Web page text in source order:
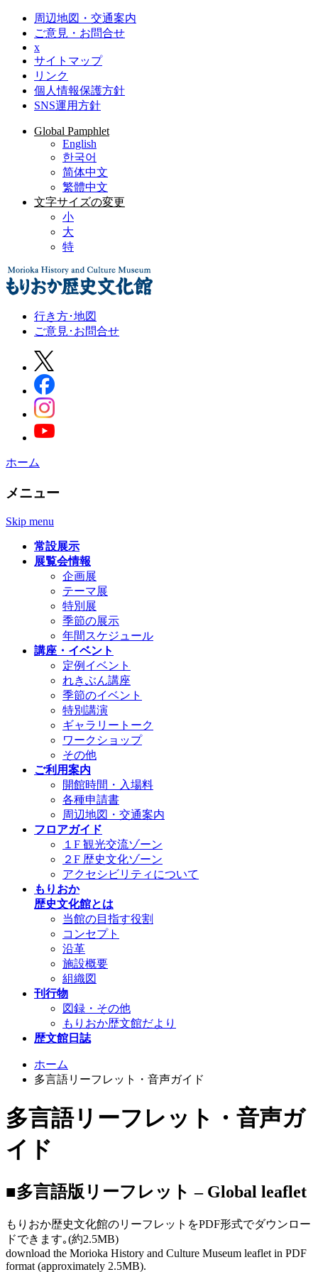
周辺地図・交通案内
ご意見・お問合せ
x
サイトマップ
リンク
個人情報保護方針
SNS運用方針
Global Pamphlet
English
한국어
简体中文
繁體中文
文字サイズの変更
小
大
特
行き方･地図
ご意見･お問合せ
ホーム
メニュー
Skip menu
常設展示
展覧会情報
企画展
テーマ展
特別展
季節の展示
年間スケジュール
講座・イベント
定例イベント
れきぶん講座
季節のイベント
特別講演
ギャラリートーク
ワークショップ
その他
ご利用案内
開館時間・入場料
各種申請書
周辺地図・交通案内
フロアガイド
１F 観光交流ゾーン
２F 歴史文化ゾーン
アクセシビリティについて
もりおか
歴史文化館とは
当館の目指す役割
コンセプト
沿革
施設概要
組織図
刊行物
図録・その他
もりおか歴文館だより
歴文館日誌
ホーム
多言語リーフレット・音声ガイド
多言語リーフレット・音声ガ
イド
■多言語版リーフレット – Global leaflet
もりおか歴史文化館のリーフレットをPDF形式でダウンロー
ドできます｡(約2.5MB)
download the Morioka History and Culture Museum leaflet in PDF
format (approximately 2.5MB).